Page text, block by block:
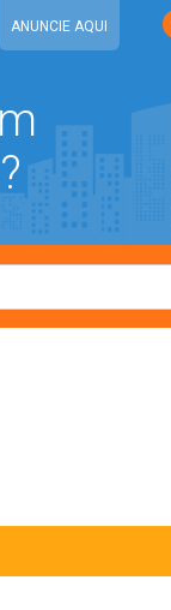
ANUNCIE AQUI